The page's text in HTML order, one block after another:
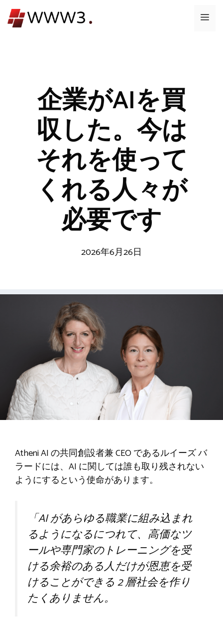
ン
メ
企業がAIを買
収した。今は
それを使って
くれる人々が
必要です
2026年6月26日
Atheni AI の共同創設者兼 CEO であるルイーズ バ
ラードには、AI に関しては誰も取り残されない
ようにするという使命があります。
「AI があらゆる職業に組み込まれ
るようになるにつれて、高価なツ
ールや専門家のトレーニングを受
ける余裕のある人だけが恩恵を受
けることができる 2 層社会を作り
たくありません。